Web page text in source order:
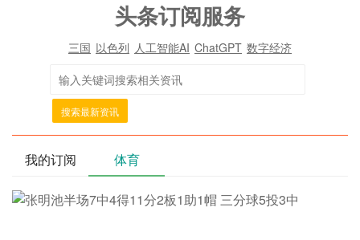
头条订阅服务
三国 以色列 人工智能AI ChatGPT 数字经济
搜索最新资讯
我的订阅 体育